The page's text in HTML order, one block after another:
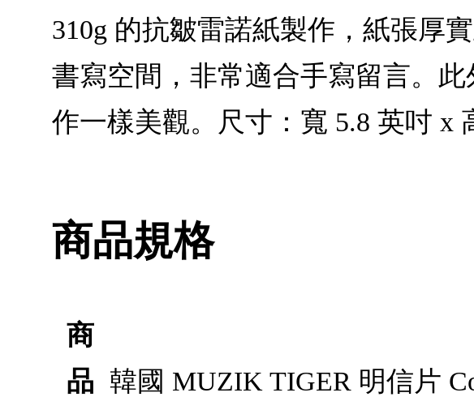
310g 的抗皺雷諾紙製作，紙張厚
書寫空間，非常適合手寫留言。
作一樣美觀。尺寸：寬 5.8 英吋 x
商品規格
商
品 韓國 MUZIK TIGER 明信片